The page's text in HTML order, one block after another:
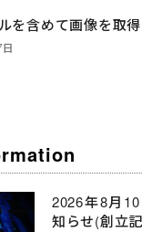
を含めて画像を取
2026年8月
知らせ(創立